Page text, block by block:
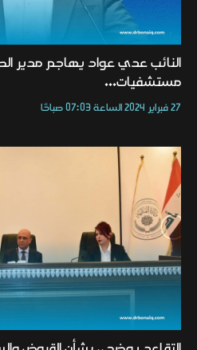
النائب عدي عواد يهاجم مدير
مستشفيات...
27 فبراير 2024 الساعة 07:03 صباحًا